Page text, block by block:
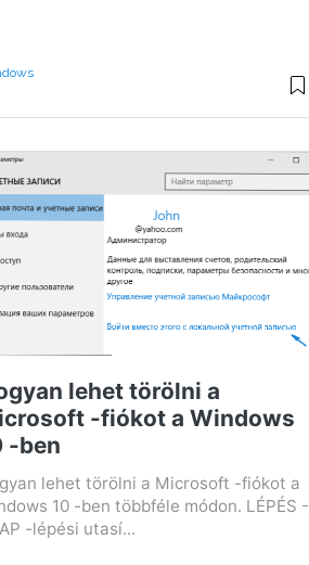
lehet törölni a
-fiókot a Windows
-ben
lehet törölni a Microsoft -fiókot a
10 -ben többféle módon. LÉPÉS -
-lépési utasí...